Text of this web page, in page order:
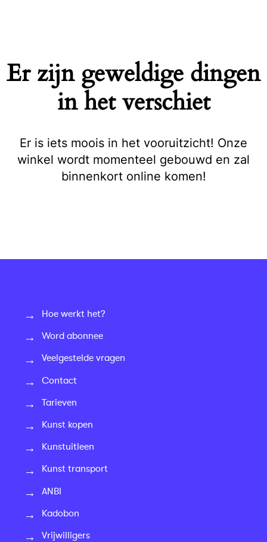
Er zijn geweldige dingen
in het verschiet
Er is iets moois in het vooruitzicht! Onze
winkel wordt momenteel gebouwd en zal
binnenkort online komen!
Hoe werkt het?
Word abonnee
Veelgestelde vragen
Contact
Tarieven
Kunst kopen
Kunstuitleen
Kunst transport
ANBI
Kadobon
Vrijwilligers